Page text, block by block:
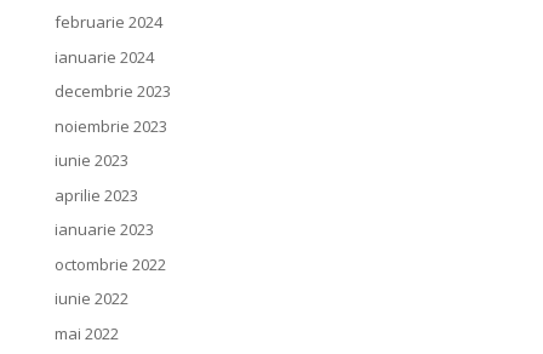
februarie 2024
ianuarie 2024
decembrie 2023
noiembrie 2023
iunie 2023
aprilie 2023
ianuarie 2023
octombrie 2022
iunie 2022
mai 2022